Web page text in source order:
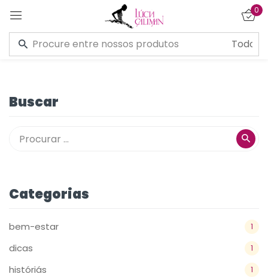
0
Buscar
Categorias
bem-estar 1
dicas 1
históriás 1
Entrar
Lembre de mim Esqueceu a senha?